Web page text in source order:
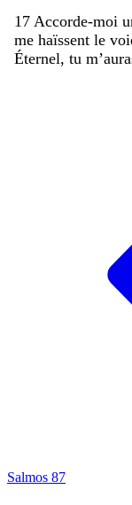
17 Accorde-moi
me haïssent le
Éternel, tu
Salmos 87